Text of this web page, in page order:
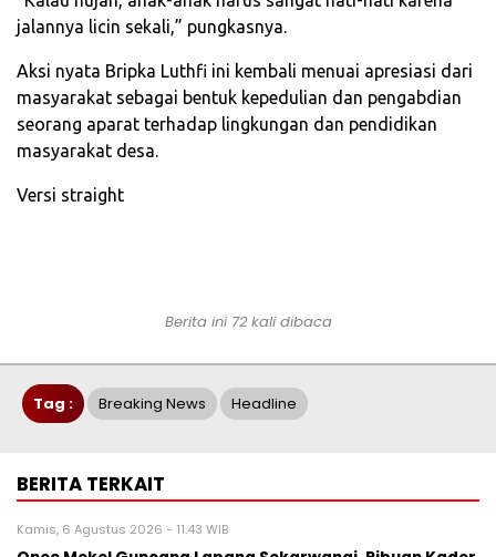
jalannya licin sekali,” pungkasnya.
Aksi nyata Bripka Luthfi ini kembali menuai apresiasi dari
masyarakat sebagai bentuk kepedulian dan pengabdian
seorang aparat terhadap lingkungan dan pendidikan
masyarakat desa.
Versi straight
Berita ini 72 kali dibaca
Tag : Breaking News Headline
BERITA TERKAIT
Kamis, 6 Agustus 2026 - 11:43 WIB